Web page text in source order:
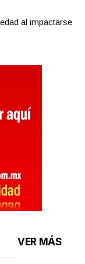
al impactarse
VER MÁS